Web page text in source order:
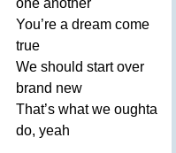
You’re a dream come
true
We should start over
brand new
That’s what we oughta
do, yeah